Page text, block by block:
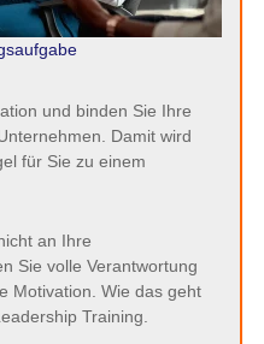
und binden Sie Ihre
Damit wird
für Sie zu einem
an Ihre
Sie volle Verantwortung
Motivation. Wie das geht
Training.